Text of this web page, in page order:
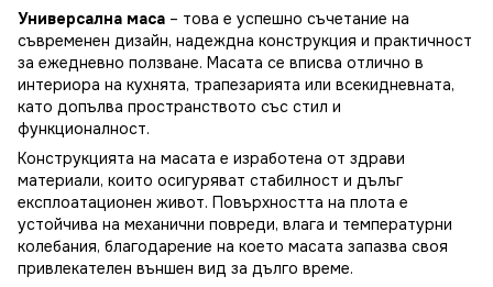
Универсална маса – това е успешно съчетание на
съвременен дизайн, надеждна конструкция и практичност
за ежедневно ползване. Масата се вписва отлично в
интериора на кухнята, трапезарията или всекидневната,
като допълва пространството със стил и
функционалност.
Конструкцията на масата е изработена от здрави
материали, които осигуряват стабилност и дълъг
експлоатационен живот. Повърхността на плота е
устойчива на механични повреди, влага и температурни
колебания, благодарение на което масата запазва своя
привлекателен външен вид за дълго време.